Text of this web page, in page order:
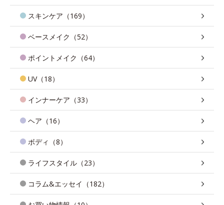
スキンケア（169）
ベースメイク（52）
ポイントメイク（64）
UV（18）
インナーケア（33）
ヘア（16）
ボディ（8）
ライフスタイル（23）
コラム&エッセイ（182）